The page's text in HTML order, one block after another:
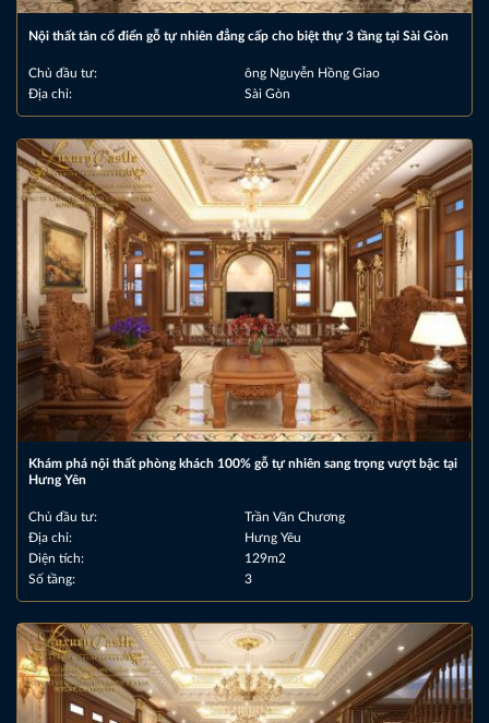
Nội thất tân cổ điển gỗ tự nhiên đẳng cấp cho biệt thự 3 tầng tại Sài Gòn
Chủ đầu tư:
ông Nguyễn Hồng Giao
Địa chỉ:
Sài Gòn
Khám phá nội thất phòng khách 100% gỗ tự nhiên sang trọng vượt bậc tại
Hưng Yên
Chủ đầu tư:
Trần Văn Chương
Địa chỉ:
Hưng Yêu
Diện tích:
129m2
Số tầng:
3